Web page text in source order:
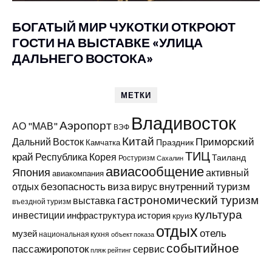
БОГАТЫЙ МИР ЧУКОТКИ ОТКРОЮТ
ГОСТИ НА ВЫСТАВКЕ «УЛИЦА
ДАЛЬНЕГО ВОСТОКА»
МЕТКИ
АО "МАВ"Аэропорт ВЭФ Владивосток
Дальний Восток Камчатка Китай Праздник Приморский
край Республика Корея Ростуризм Сахалин ТИЦ Таиланд
Япония авиакомпания авиасообщениеактивный
отдых безопасность виза вирус внутренний туризм
въездной туризм выставка гастрономический туризм
инвестиции инфраструктура история круиз культура
музей национальная кухня объект показа отдыхотель
пассажиропоток пляж рейтинг сервис событийное